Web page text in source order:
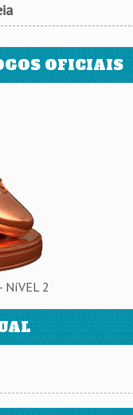
OFICIAIS
NíVEL 2